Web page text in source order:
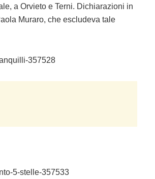
a Orvieto e Terni. Dichiarazioni in
Muraro, che escludeva tale
357528
5-stelle-357533